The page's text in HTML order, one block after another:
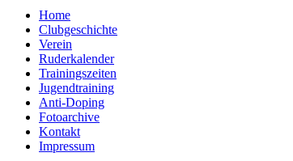
Home
Clubgeschichte
Verein
Ruderkalender
Trainingszeiten
Jugendtraining
Anti-Doping
Fotoarchive
Kontakt
Impressum